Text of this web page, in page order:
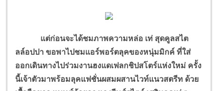
แต่ก่อนจะได้ชมภาพความหล่อ เท่ สุดคูลสไต
ลล์อปปา ขอพาไปชมแอร์พอร์ตลุคของหนุ่มมิกค์ ที่ใส่
ออกเดินทางไปร่วมงานฮงแดเฟลกชิปสโตร์แห่งใหม่ ครั้ง
นี้เจ้าตัวมาพร้อมลุคแฟชั่นผสมผสานไวท์แนวสตรีท ด้วย